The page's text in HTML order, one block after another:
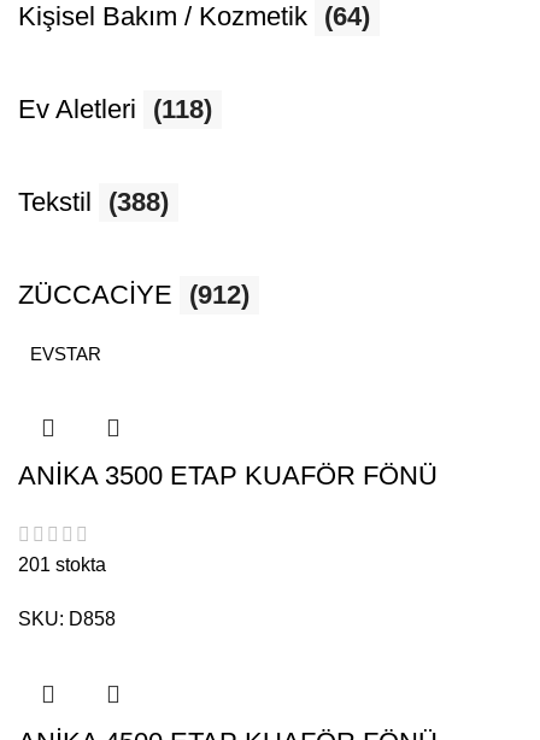
Kişisel Bakım / Kozmetik (64)
Ev Aletleri (118)
Tekstil (388)
ZÜCCACİYE (912)
EVSTAR
ANİKA 3500 ETAP KUAFÖR FÖNÜ
201 stokta
SKU: D858